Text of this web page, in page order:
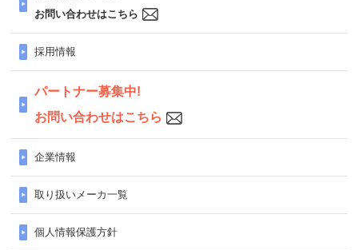
お問い合わせはこちら
採用情報
パートナー募集中!
お問い合わせはこちら
企業情報
取り扱いメーカ一覧
個人情報保護方針